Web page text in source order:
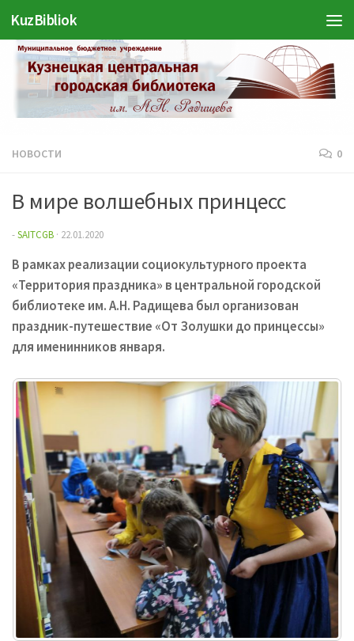
Перейти к содержимому
KuzBibliok
НОВОСТИ 0
В мире волшебных принцесс
-SAITCGB · 22.01.2020
В рамках реализации социокультурного проекта
«Территория праздника» в центральной городской
библиотеке им. А.Н. Радищева был организован
праздник-путешествие «От Золушки до принцессы»
для именинников января.